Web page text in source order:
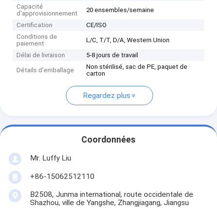
Capacité
d'approvisionnement
20 ensembles/semaine
Certification
CE/ISO
Conditions de
paiement
L/C, T/T, D/A, Western Union
Délai de livraison 5-8 jours de travail
Détails d'emballage
Non stérilisé, sac de PE, paquet de
carton
Regardez plus
Coordonnées
Mr. Luffy Liu
+86-15062512110
B2508, Junma international, route occidentale de
Shazhou, ville de Yangshe, Zhangjiagang, Jiangsu